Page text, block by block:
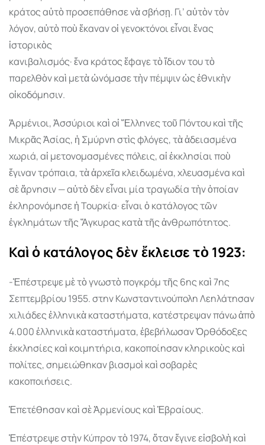
κράτος αὐτὸ προσεπάθησε νὰ σβήσῃ. Γι’ αὐτὸν τὸν
λόγον, αὐτὸ ποὺ ἔκαναν οἱ γενοκτόνοι εἶναι ἕνας
ἱστορικὸς
κανιβαλισµός· ἕνα κράτος ἔφαγε τὸ ἴδιον του τὸ
παρελθὸν καὶ µετὰ ὠνόµασε τὴν πέµψιν ὡς ἐθνικὴν
οἰκοδόµησιν.
Ἀρµένιοι, Ἀσσύριοι καὶ οἱ Ἕλληνες τοῦ Πόντου καὶ τῆς
Μικρᾶς Ἀσίας, ἡ Σµύρνη στὶς φλόγες, τὰ ἀδειασµένα
χωριά, αἱ µετονοµασµένες πόλεις, αἱ ἐκκλησίαι ποὺ
ἔγιναν τρόπαια, τὰ ἀρχεῖα κλειδωµένα, χλευασµένα καὶ
σὲ ἄρνησιν — αὐτὸ δὲν εἶναι µία τραγωδία τὴν ὁποίαν
ἐκληρονόµησε ἡ Τουρκία· εἶναι ὁ κατάλογος τῶν
ἐγκληµάτων τῆς Ἄγκυρας κατὰ τῆς ἀνθρωπότητος.
Καὶ ὁ κατάλογος δὲν ἔκλεισε τὸ 1923:
-Ἐπέστρεψε µὲ τὸ γνωστὸ πογκρόµ τῆς 6ης καὶ 7ης
Σεπτεµβρίου 1955. στην Κωνσταντινούπολη Λεηλάτησαν
χιλιάδες ἑλληνικὰ καταστήµατα, κατέστρεψαν πάνω ἀπὸ
4.000 ἑλληνικὰ καταστήµατα, ἐβεβήλωσαν Ὀρθόδοξες
ἐκκλησίες καὶ κοιµητήρια, κακοποίησαν κληρικοὺς καὶ
πολίτες, σηµειώθηκαν βιασµοὶ καὶ σοβαρὲς
κακοποιήσεις.
Ἐπετέθησαν καὶ σὲ Ἀρµενίους καὶ Ἑβραίους.
Ἐπέστρεψε στὴν Κύπρον τὸ 1974, ὅταν ἔγινε εἰσβολὴ καὶ